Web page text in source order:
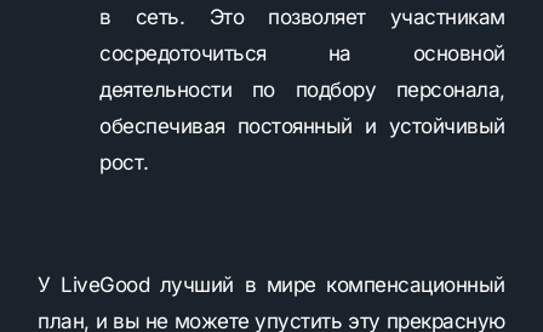
в сеть. Это позволяет участникам
сосредоточиться на основной
деятельности по подбору персонала,
обеспечивая постоянный и устойчивый
рост.
У LiveGood лучший в мире компенсационный
план, и вы не можете упустить эту прекрасную